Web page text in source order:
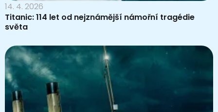
14. 4. 2026
Titanic: 114 let od nejznámější námořní tragédie
světa